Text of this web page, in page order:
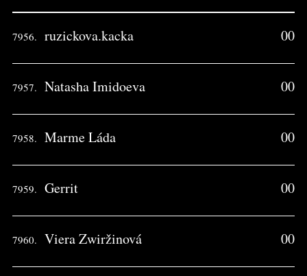
7956. ruzickova.kacka 00
7957. Natasha Imidoeva 00
7958. Marme Láda 00
7959. Gerrit 00
7960. Viera Zwiržinová 00